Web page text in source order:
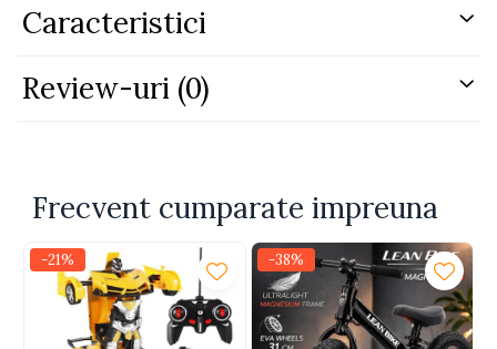
Caracteristici
Review-uri (0)
Frecvent cumparate impreuna
-21% -38%